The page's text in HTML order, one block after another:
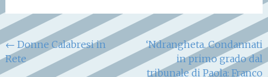
Navigazione
articoli
← Donne Calabresi in
Rete
‘Ndrangheta. Condannati
in primo grado dal
tribunale di Paola: Franco